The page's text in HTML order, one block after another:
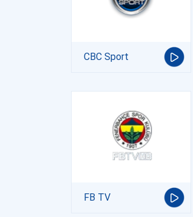
CBC Sport
FB TV